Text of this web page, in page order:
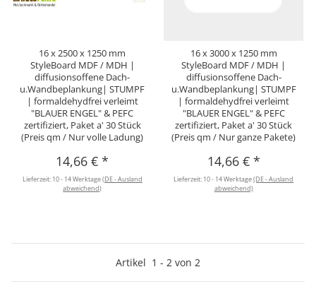
16 x 2500 x 1250 mm
StyleBoard MDF / MDH |
diffusionsoffene Dach-
u.Wandbeplankung| STUMPF
| formaldehydfrei verleimt
"BLAUER ENGEL" & PEFC
zertifiziert, Paket a' 30 Stück
(Preis qm / Nur volle Ladung)
14,66 €*
Lieferzeit: 10 - 14 Werktage(DE - Ausland
abweichend)
16 x 3000 x 1250 mm
StyleBoard MDF / MDH |
diffusionsoffene Dach-
u.Wandbeplankung| STUMPF
| formaldehydfrei verleimt
"BLAUER ENGEL" & PEFC
zertifiziert, Paket a' 30 Stück
(Preis qm / Nur ganze Pakete)
14,66 € *
Lieferzeit: 10 - 14 Werktage(DE - Ausland
abweichend)
Artikel 1 - 2 von 2